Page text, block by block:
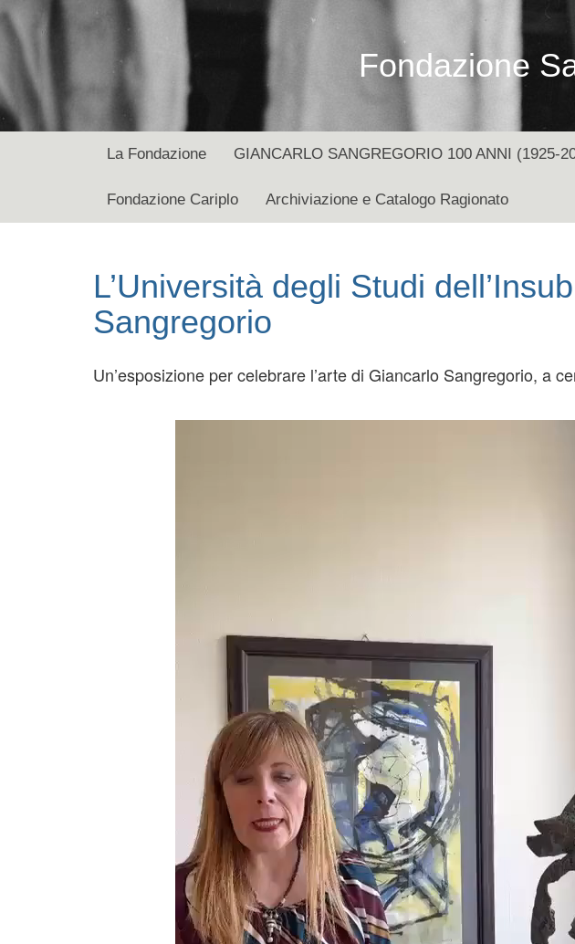
Fondazione
La Fondazione GIANCARLO SANGREGORIO 100 ANNI (1925-
Fondazione Cariplo Archiviazione e Catalogo Ragionato
L’Università degli Studi
Sangregorio
Un’esposizione per celebrare l’arte di Giancarlo Sangregorio, a